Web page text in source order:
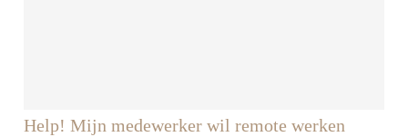
Help! Mijn medewerker wil remote werken